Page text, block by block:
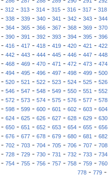
- 312 - 313 - 314 - 315 - 316 - 317 - 318
338- 339- 340- 341- 342- 343- 344
364- 365- 366- 367- 368- 369- 370
- 390 - 391 - 392 - 393 - 394 - 395 - 396
416- 417- 418- 419- 420- 421- 422
442- 443- 444- 445- 446- 447- 448
468- 469- 470- 471- 472- 473- 474
- 494 - 495 - 496 - 497 - 498 - 499 - 500
520- 521- 522- 523- 524- 525- 526
546- 547- 548- 549- 550- 551- 552
572- 573- 574- 575- 576- 577- 578
- 598 - 599 - 600 - 601 - 602 - 603 - 604
624- 625- 626- 627- 628- 629- 630
650- 651- 652- 653- 654- 655- 656
676- 677- 678- 679- 680- 681- 682
- 702 - 703 - 704 - 705 - 706 - 707 - 708
728- 729- 730- 731- 732- 733- 734
754- 755- 756- 757- 758- 759- 760
778- 779-